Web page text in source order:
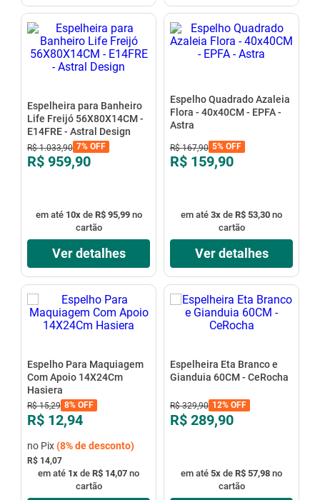
Espelheira para Banheiro
Life Freijó 56X80X14CM -
E14FRE - Astral Design
R$ 1.033,90 7%OFF
R$ 959,90
em até 10xde R$ 95,99no
cartão
Ver detalhes
Espelho Quadrado Azaleia
Flora - 40x40CM - EPFA -
Astra
R$ 167,90 5%OFF
R$ 159,90
em até 3x de R$ 53,30 no
cartão
Ver detalhes
Espelho Para Maquiagem
Com Apoio 14X24Cm
Hasiera
R$ 15,29 8%OFF
R$ 12,94
no Pix(8%de desconto)
R$ 14,07
em até 1x de R$ 14,07 no
cartão
Espelheira Eta Branco e
Gianduia 60CM - CeRocha
R$ 329,90 12%OFF
R$ 289,90
em até 5x de R$ 57,98 no
cartão